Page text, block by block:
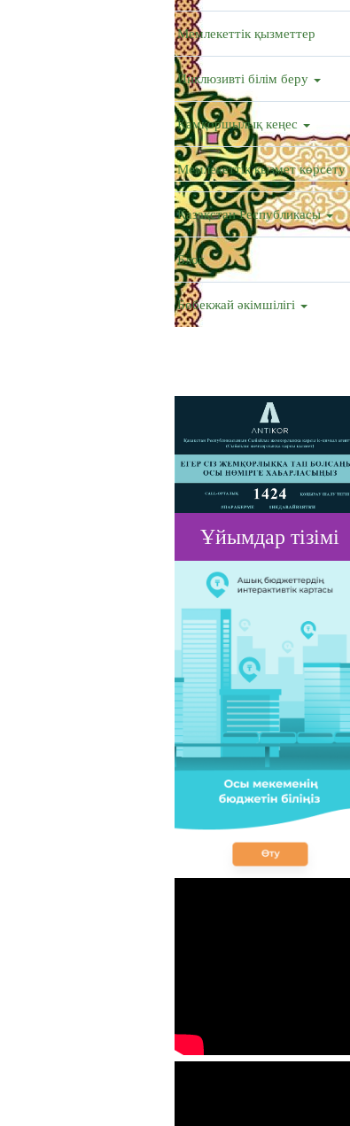
Мемлекеттік қызметтер
Инклюзивті білім беру
Қамқоршылық кеңес
Мемлекеттік қызмет көрсету
Қазақстан Республикасы
Блог
Бөбекжай әкімшілігі
Ұйымдар тізімі